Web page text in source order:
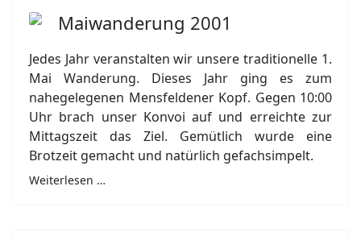
Maiwanderung 2001
Jedes Jahr veranstalten wir unsere traditionelle 1.
Mai Wanderung. Dieses Jahr ging es zum
nahegelegenen Mensfeldener Kopf. Gegen 10:00
Uhr brach unser Konvoi auf und erreichte zur
Mittagszeit das Ziel. Gemütlich wurde eine
Brotzeit gemacht und natürlich gefachsimpelt.
Weiterlesen …